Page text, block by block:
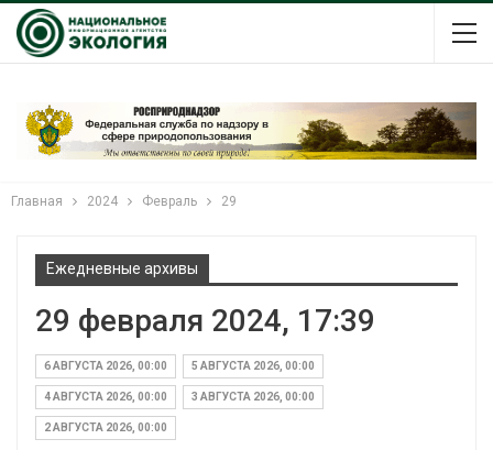
Главная 2024 Февраль 29
Ежедневные архивы
29 февраля 2024, 17:39
6 АВГУСТА 2026, 00:00 5 АВГУСТА 2026, 00:00
4 АВГУСТА 2026, 00:00 3 АВГУСТА 2026, 00:00
2 АВГУСТА 2026, 00:00